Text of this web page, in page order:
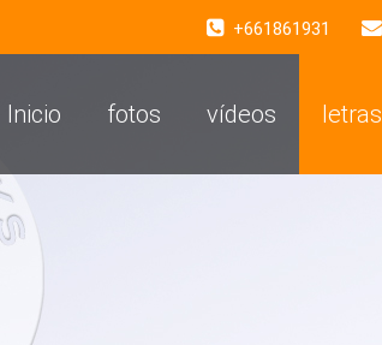
+661861931
Inicio fotos vídeos letras